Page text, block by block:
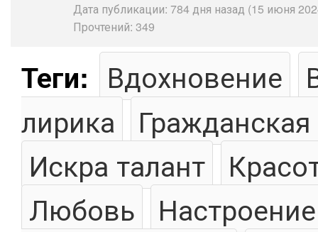
Дата публикации: 784 дня назад (15 июня
Прочтений: 349
Теги: Вдохновение
лирика
Искра талант
Любовь
Настроение